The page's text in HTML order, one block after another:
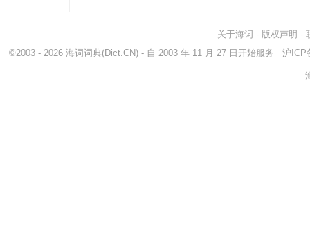
关于海词 - 版权声明 -
©2003 - 2026 海词词典(Dict.CN) - 自 2003 年 11 月 27 日开始服务 沪ICP